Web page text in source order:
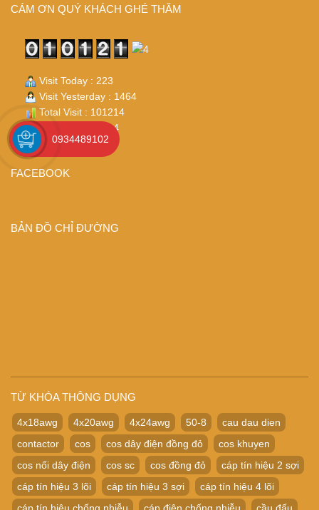
CÁM ƠN QUÝ KHÁCH GHÉ THĂM
Visit Today : 223
Visit Yesterday : 1464
Total Visit : 101214
Who's Online : 14
FACEBOOK
BẢN ĐỒ CHỈ ĐƯỜNG
TỪ KHÓA THÔNG DỤNG
4x18awg 4x20awg 4x24awg 50-8
cau dau dien
contactor
cos cos dây điện đồng đỏ
cos khuyen
cos nối dây điện
cos sc cos đồng đỏ
cáp tín hiệu 2 sợi
cáp tín hiệu 3 lõi
cáp tín hiệu 3 sợi
cáp tín hiệu 4 lõi
0934489102